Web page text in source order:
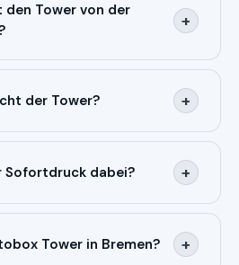
Tower von der
+
Säule mit edlem
Er macht optisch mehr
(Fotostreifen oder 10×15) und
stilvolle Locations.
der Tower? +
rund 1,5 × 1,5 Meter plus etwas
Ein normaler Stromanschluss
Aufbau und Abbau,
Sofortdruck dabei? +
Ausdrucke sind inklusive.
Foto in Sekunden in der Hand,
zusätzlich in deiner persönlichen
Tower in Bremen? +